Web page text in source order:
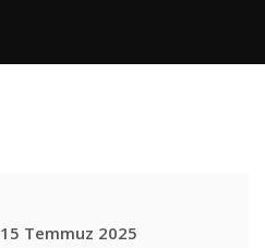
15 Temmuz 2025